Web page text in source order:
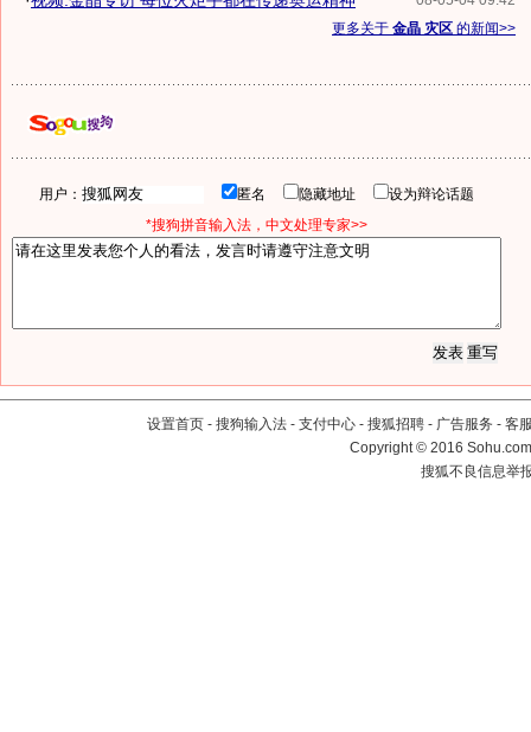
更多关于 金晶 灾区 的新闻>>
用户： 匿名 隐藏地址
设为辩论话题
*搜狗拼音输入法，中文处理专家>>
设置首页 - 搜狗输入法 - 支付中心 - 搜狐招聘 - 广告服务 - 客
Copyright©2016
搜狐不良信息举